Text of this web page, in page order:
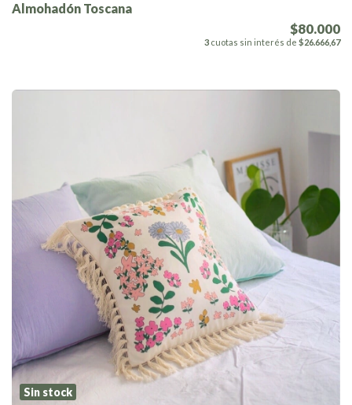
Almohadón Toscana
$80.000
3 cuotas sin interés de $26.666,67
Sin stock